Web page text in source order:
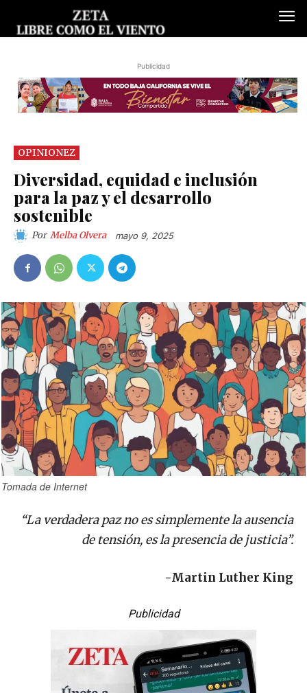
Publicidad
OPINIONEZ
Diversidad, equidad e inclusión
para la paz y el desarrollo
sostenible
Por Melba Olvera mayo 9, 2025
Tomada de Internet
“La verdadera paz no es simplemente la ausencia
de tensión, es la presencia de justicia”.
-Martin Luther King
Publicidad